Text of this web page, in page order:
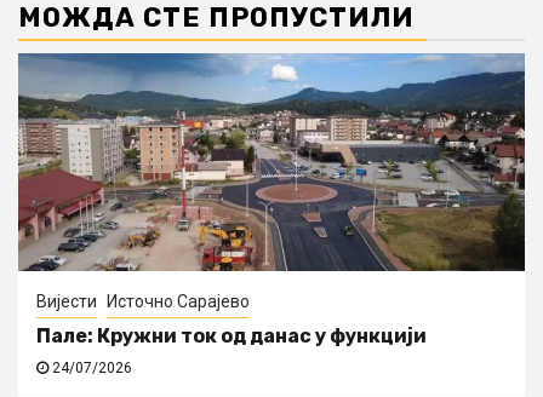
МОЖДА СТЕ ПРОПУСТИЛИ
Вијести Источно Сарајево
Пале: Кружни ток од данас у функцији
24/07/2026